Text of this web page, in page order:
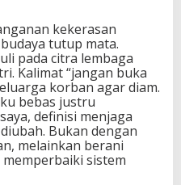
kekerasan
tutup mata.
pada citra lembaga
Kalimat “jangan buka
korban agar diam.
bebas justru
definisi menjaga
Bukan dengan
melainkan berani
sistem